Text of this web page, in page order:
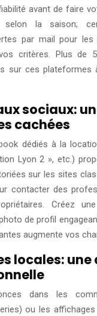
avant de faire
selon la saison;
par mail pour les
critères. Plus de
sur ces plateformes
sociaux:
cachées
dédiés à la
Lyon 2 », etc.)
sur les sites
contacter des
Créez
de profil
augmente vos
locales:
dans les
ou les